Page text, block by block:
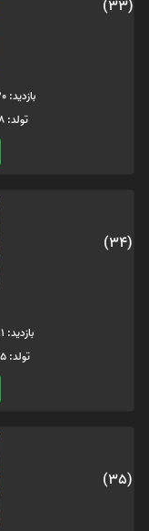
(33)
بازدید: 120 - کد متوفی: 5063821
تولد: 1331/01/08 فوت: 1364/12/02
(34)
بازدید: 91 - کد متوفی: 5063867
تولد: 1345/12/05 فوت: 1366/06/26
(35)